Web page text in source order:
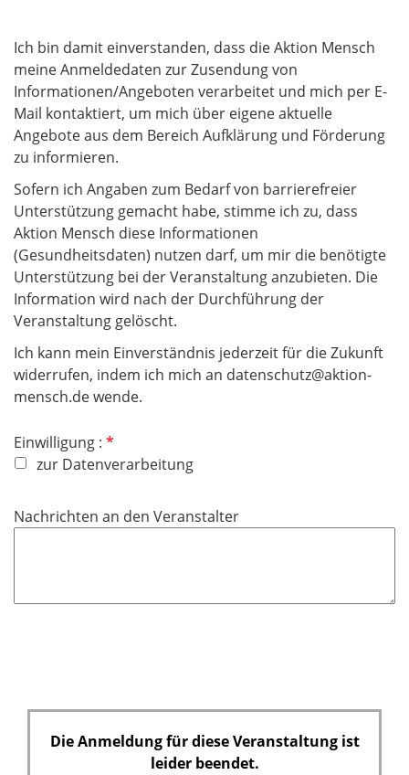
h
t
f
e
l
d
Ich bin damit einverstanden, dass die Aktion Mensch
meine Anmeldedaten zur Zusendung von
Informationen/Angeboten verarbeitet und mich per E-
Mail kontaktiert, um mich über eigene aktuelle
Angebote aus dem Bereich Aufklärung und Förderung
zu informieren.
Sofern ich Angaben zum Bedarf von barrierefreier
Unterstützung gemacht habe, stimme ich zu, dass
Aktion Mensch diese Informationen
(Gesundheitsdaten) nutzen darf, um mir die benötigte
Unterstützung bei der Veranstaltung anzubieten. Die
Information wird nach der Durchführung der
Veranstaltung gelöscht.
Ich kann mein Einverständnis jederzeit für die Zukunft
widerrufen, indem ich mich an datenschutz@aktion-
mensch.de wende.
Einwilligung : P
f
c
zur Datenverarbeitung
Nachrichten an den Veranstalter
Die Anmeldung für diese Veranstaltung ist
leider beendet.